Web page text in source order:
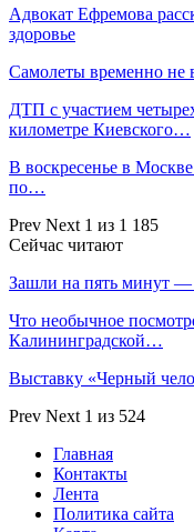
Адвокат Ефремова
здоровье
Самолеты временно не
ДТП с участием
километре Киевского…
В воскресенье в
по…
Prev Next 1 из 1 185
Сейчас читают
Зашли на пять минут
Что необычное
Калининградской…
Выставку «Черный
Prev Next 1 из 524
Главная
Контакты
Лента
Политика сайта